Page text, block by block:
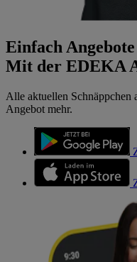
Einfach
Mit der EDEKA
Alle aktuellen Schnäppchen
Angebot mehr.